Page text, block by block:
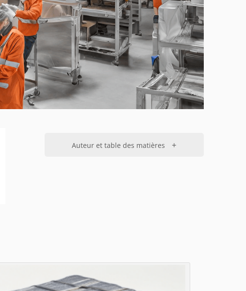
Auteur et table des matières +